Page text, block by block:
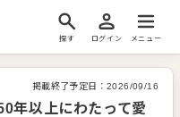
探す ログイン メニュー
掲載終了予定日： 2026/09/16
年以上にわたって愛